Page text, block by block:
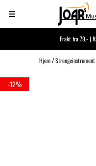
Hopp til innhold
Frakt fra 79,- |
Hjem/Strengeinstrument
-12%